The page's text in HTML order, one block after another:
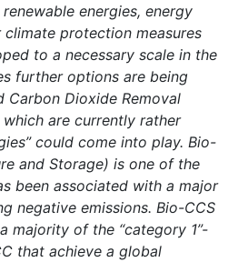
energies, energy
protection measures
to a necessary scale in the
further options are being
Carbon Dioxide Removal
are currently rather
could come into play. Bio-
and Storage) is one of the
been associated with a major
negative emissions. Bio-CCS
majority of the “category 1”-
that achieve a global